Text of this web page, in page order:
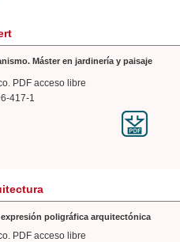
Máster en jardinería y paisaje
PDF acceso libre
417-1
expresión poligráfica arquitectónica
PDF acceso libre